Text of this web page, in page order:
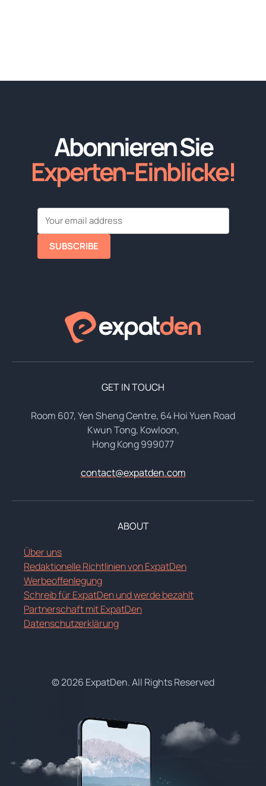
Abonnieren Sie
Experten-Einblicke!
SUBSCRIBE
GET IN TOUCH
Room 607, Yen Sheng Centre, 64 Hoi Yuen Road
Kwun Tong, Kowloon,
Hong Kong 999077
contact@expatden.com
ABOUT
Über uns
Redaktionelle Richtlinien von ExpatDen
Werbeoffenlegung
Schreib für ExpatDen und werde bezahlt
Partnerschaft mit ExpatDen
Datenschutzerklärung
© 2026 ExpatDen. All Rights Reserved